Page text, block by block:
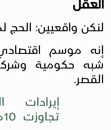
لنكن واقعيين: الحج
إنه موسم
شبه حكومية
القصر.
تجاوزت 10